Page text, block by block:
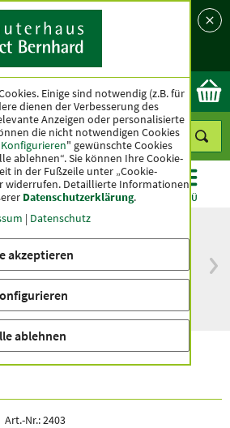
Ok
TOPSELLER MENÜ
Spitzenqualität seit
extra
Art.-Nr.:2403
Einige sind notwendig (z.B. für
dienen der Verbesserung des
Anzeigen oder personalisierte
die nicht notwendigen Cookies
Konfigurieren" gewünschte Cookies
ablehnen“. Sie können Ihre Cookie-
in der Fußzeile unter „Cookie-
widerrufen. Detaillierte Informationen
Datenschutzerklärung.
| Datenschutz
akzeptieren
ablehnen